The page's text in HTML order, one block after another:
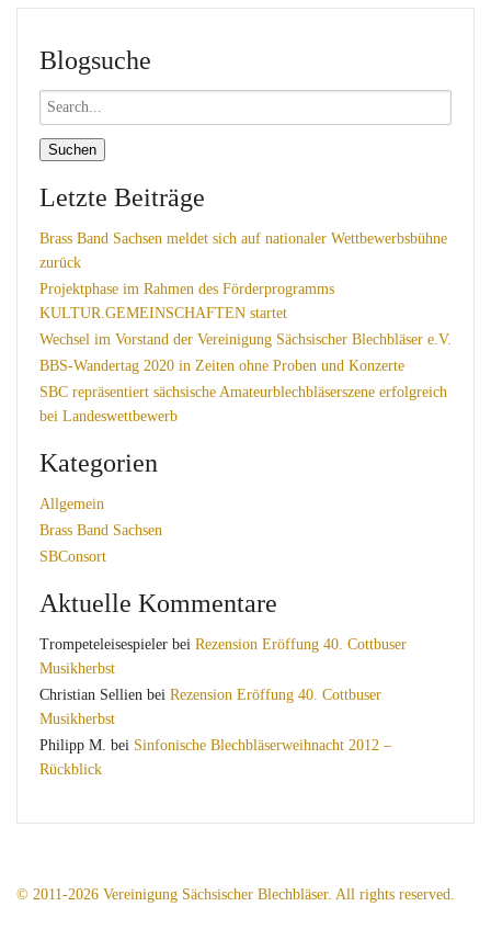
Blogsuche
Search
for:
Letzte Beiträge
Brass Band Sachsen meldet sich auf nationaler Wettbewerbsbühne
zurück
Projektphase im Rahmen des Förderprogramms
KULTUR.GEMEINSCHAFTEN startet
Wechsel im Vorstand der Vereinigung Sächsischer Blechbläser e.V.
BBS-Wandertag 2020 in Zeiten ohne Proben und Konzerte
SBC repräsentiert sächsische Amateurblechbläserszene erfolgreich
bei Landeswettbewerb
Kategorien
Allgemein
Brass Band Sachsen
SBConsort
Aktuelle Kommentare
Trompeteleisespieler bei Rezension Eröffung 40. Cottbuser
Musikherbst
Christian Sellien bei Rezension Eröffung 40. Cottbuser
Musikherbst
Philipp M. bei Sinfonische Blechbläserweihnacht 2012 –
Rückblick
© 2011-2026 Vereinigung Sächsischer Blechbläser. All rights reserved.